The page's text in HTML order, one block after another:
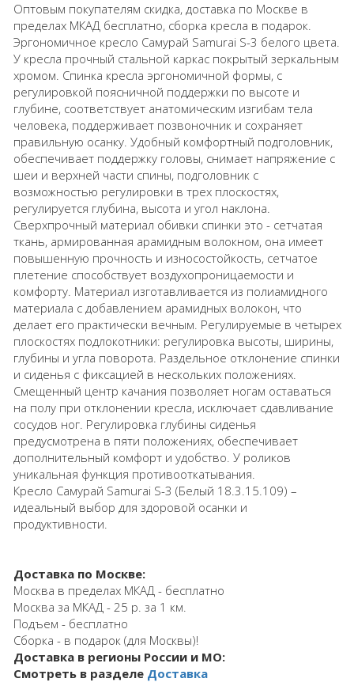
Оптовым покупателям скидка, доставка по Москве в
пределах МКАД бесплатно, сборка кресла в подарок.
Эргономичное кресло Самурай Samurai S-3 белого цвета.
У кресла прочный стальной каркас покрытый зеркальным
хромом. Спинка кресла эргономичной формы, с
регулировкой поясничной поддержки по высоте и
глубине, соответствует анатомическим изгибам тела
человека, поддерживает позвоночник и сохраняет
правильную осанку. Удобный комфортный подголовник,
обеспечивает поддержку головы, снимает напряжение с
шеи и верхней части спины, подголовник с
возможностью регулировки в трех плоскостях,
регулируется глубина, высота и угол наклона.
Сверхпрочный материал обивки спинки это - сетчатая
ткань, армированная арамидным волокном, она имеет
повышенную прочность и износостойкость, сетчатое
плетение способствует воздухопроницаемости и
комфорту. Материал изготавливается из полиамидного
материала с добавлением арамидных волокон, что
делает его практически вечным. Регулируемые в четырех
плоскостях подлокотники: регулировка высоты, ширины,
глубины и угла поворота. Раздельное отклонение спинки
и сиденья с фиксацией в нескольких положениях.
Смещенный центр качания позволяет ногам оставаться
на полу при отклонении кресла, исключает сдавливание
сосудов ног. Регулировка глубины сиденья
предусмотрена в пяти положениях, обеспечивает
дополнительный комфорт и удобство. У роликов
уникальная функция противооткатывания.
Кресло Самурай Samurai S-3 (Белый 18.3.15.109) –
идеальный выбор для здоровой осанки и
продуктивности.
Доставка по Москве:
Москва в пределах МКАД - бесплатно
Москва за МКАД - 25 р. за 1 км.
Подъем - бесплатно
Сборка - в подарок (для Москвы)!
Доставка в регионы России и МО:
Смотреть в разделе Доставка